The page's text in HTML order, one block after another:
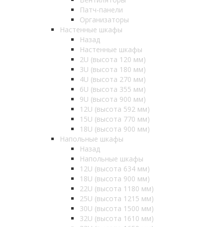
Патч-панели
Организаторы
Настенные шкафы
Назад
Настенные шкафы
2U (высота 120 мм)
3U (высота 180 мм)
4U (высота 270 мм)
6U (высота 355 мм)
9U (высота 900 мм)
12U (высота 592 мм)
15U (высота 770 мм)
18U (высота 900 мм)
Напольные шкафы
Назад
Напольные шкафы
12U (высота 634 мм)
18U (высота 900 мм)
22U (высота 1180 мм)
25U (высота 1215 мм)
30U (высота 1500 мм)
32U (высота 1610 мм)